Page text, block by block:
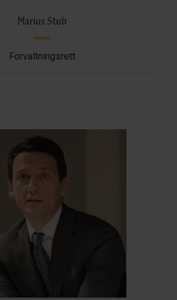
Marius Stub
Forvaltningsrett